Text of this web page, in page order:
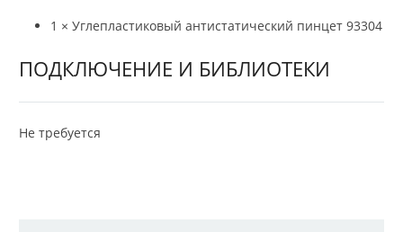
1 × Углепластиковый антистатический пинцет 93304
ПОДКЛЮЧЕНИЕ И БИБЛИОТЕКИ
Не требуется